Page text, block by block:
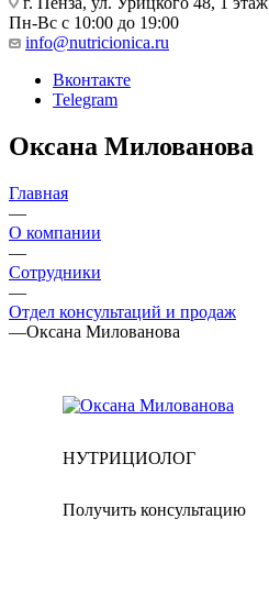
Пн-Вс с 10:00 до 19:00
info@nutricionica.ru
Вконтакте
Telegram
Оксана Милованова
Главная
—
О компании
—
Сотрудники
—
Отдел консультаций и продаж
—Оксана Милованова
НУТРИЦИОЛОГ
Получить консультацию